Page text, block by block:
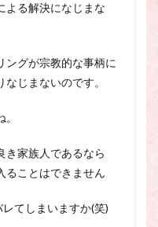
よる解決になじまな
ングが宗教的な事柄に
じまないのです。
き家族人であるなら
ることはできません
てしまいますか(笑)